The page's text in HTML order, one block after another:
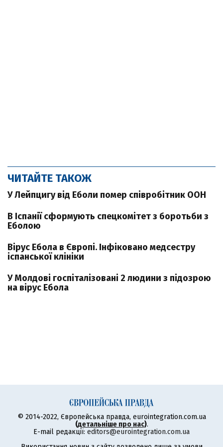
ЧИТАЙТЕ ТАКОЖ
У Лейпцигу від Еболи помер співробітник ООН
В Іспанії сформують спецкомітет з боротьби з
Еболою
Вірус Ебола в Європі. Інфіковано медсестру
іспанської клініки
У Молдові госпіталізовані 2 людини з підозрою
на вірус Ебола
© 2014-2022, Європейська правда, eurointegration.com.ua
(детальніше про нас).
E-mail редакції: editors@eurointegration.com.ua